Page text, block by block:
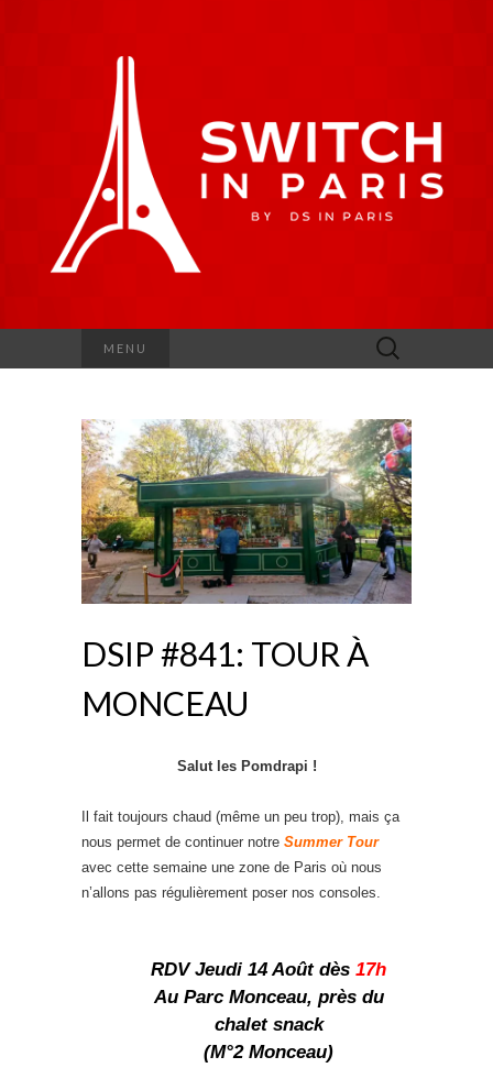
MENU Rechercher :
DSIP #841: TOUR À
MONCEAU
Salut les Pomdrapi !
Il fait toujours chaud (même un peu trop), mais ça
nous permet de continuer notre Summer Tour
avec cette semaine une zone de Paris où nous
n’allons pas régulièrement poser nos consoles.
RDV Jeudi 14 Août dès 17h
Au Parc Monceau, près du
chalet snack
(M°2 Monceau)